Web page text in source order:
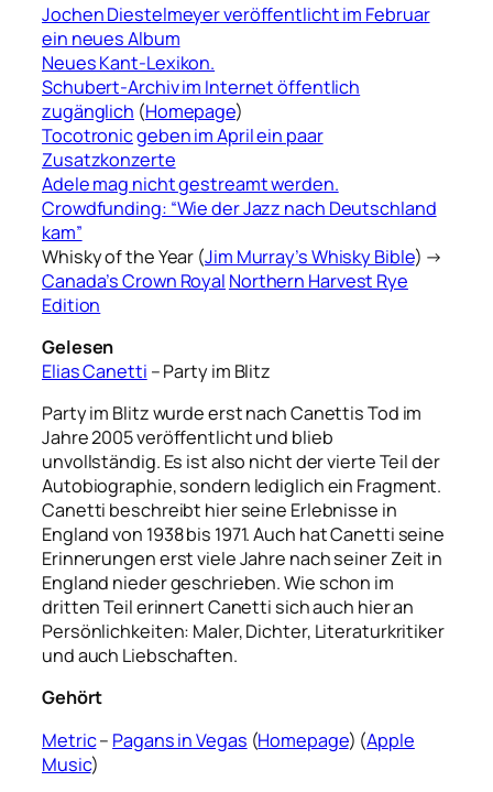
Jochen Diestelmeyer veröffentlicht im Februar
ein neues Album
Neues Kant-Lexikon.
Schubert-Archiv im Internet öffentlich
zugänglich (Homepage)
Tocotronicgeben im April ein paar
Zusatzkonzerte
Adele mag nicht gestreamt werden.
Crowdfunding: “Wie der Jazz nach Deutschland
kam”
Whisky of the Year (Jim Murray’s Whisky Bible) →
Canada’s Crown Royal Northern Harvest Rye
Edition
Gelesen
Elias Canetti – Party im Blitz
Party im Blitz wurde erst nach Canettis Tod im
Jahre 2005 veröffentlicht und blieb
unvollständig. Es ist also nicht der vierte Teil der
Autobiographie, sondern lediglich ein Fragment.
Canetti beschreibt hier seine Erlebnisse in
England von 1938 bis 1971. Auch hat Canetti seine
Erinnerungen erst viele Jahre nach seiner Zeit in
England nieder geschrieben. Wie schon im
dritten Teil erinnert Canetti sich auch hier an
Persönlichkeiten: Maler, Dichter, Literaturkritiker
und auch Liebschaften.
Gehört
Metric– Pagans in Vegas (Homepage) (Apple
Music)